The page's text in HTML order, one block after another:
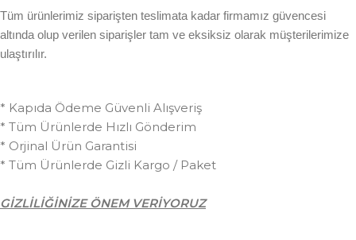
Tüm ürünlerimiz siparişten teslimata kadar firmamız güvencesi
altında olup verilen siparişler tam ve eksiksiz olarak müşterilerimize
ulaştırılır.
* Kapıda Ödeme Güvenli Alışveriş
* Tüm Ürünlerde Hızlı Gönderim
* Orjinal Ürün Garantisi
* Tüm Ürünlerde Gizli Kargo / Paket
GİZLİLİĞİNİZE ÖNEM VERİYORUZ